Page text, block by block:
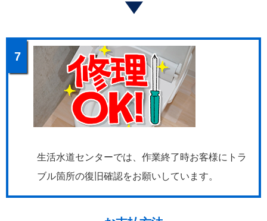
7
生活水道センターでは、作業終了時お客様にトラ
ブル箇所の復旧確認をお願いしています。